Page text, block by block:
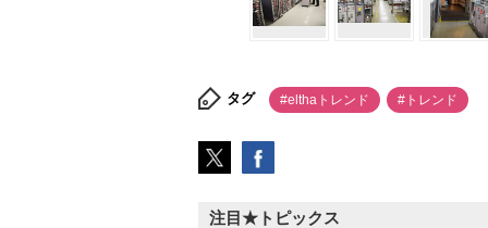
タグ #elthaトレンド #トレンド
注目★トピックス